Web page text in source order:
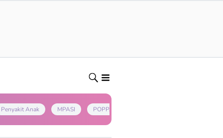
Penyakit Anak MPASI POPPAPA